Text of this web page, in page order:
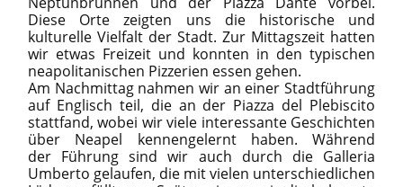
Diese Orte zeigten uns die historische und
kulturelle Vielfalt der Stadt. Zur Mittagszeit hatten
wir etwas Freizeit und konnten in den typischen
neapolitanischen Pizzerien essen gehen.
Am Nachmittag nahmen wir an einer Stadtführung
auf Englisch teil, die an der Piazza del Plebiscito
stattfand, wobei wir viele interessante Geschichten
über Neapel kennengelernt haben. Während
der Führung sind wir auch durch die Galleria
Umberto gelaufen, die mit vielen unterschiedlichen